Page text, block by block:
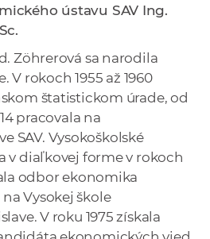
h
r
a
v
k
o
ústavu SAV Ing.
Zöhrerová sa narodila
V rokoch 1955 až 1960
štatistickom úrade, od
pracovala na
SAV. Vysokoškolské
v diaľkovej forme v rokoch
odbor ekonomika
Vysokej škole
V roku 1975 získala